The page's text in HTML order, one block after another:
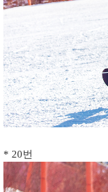
* 20번